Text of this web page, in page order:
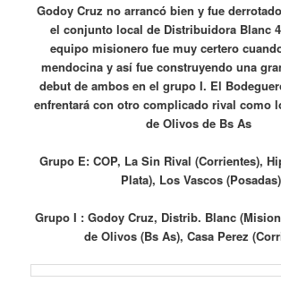
Godoy Cruz no arrancó bien y fue
el conjunto local de Distribuidora Blanc
equipo misionero fue muy certero
mendocina y así fue construyendo una
debut de ambos en el grupo I. El
enfrentará con otro complicado rival como
de Olivos de Bs As
Grupo E: COP, La Sin Rival (Corrientes),
Plata), Los Vascos (Posadas)
Grupo I : Godoy Cruz, Distrib. Blanc
de Olivos (Bs As), Casa Perez